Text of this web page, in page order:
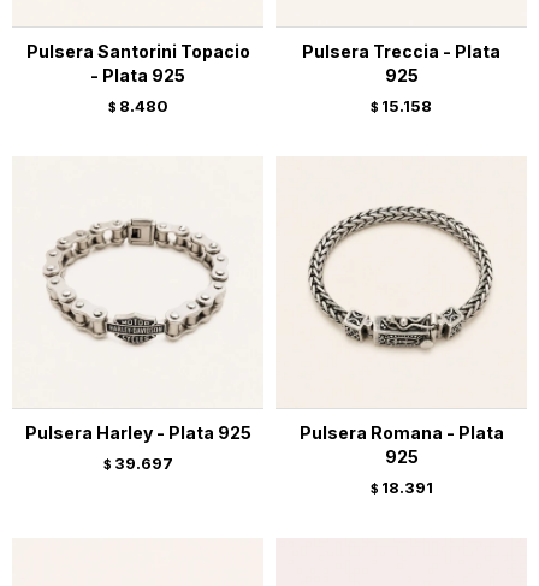
Pulsera Santorini Topacio
- Plata 925
$ 8.480
Pulsera Treccia - Plata
925
$ 15.158
Pulsera Harley - Plata 925
$ 39.697
Pulsera Romana - Plata
925
$ 18.391